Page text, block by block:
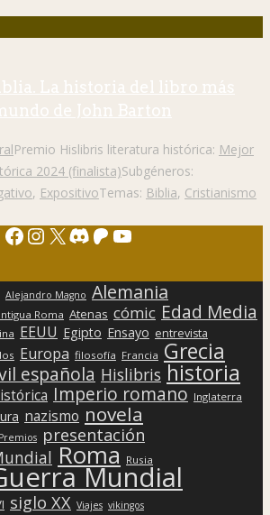
La historia del libro más
de John Barton
Premio Hislibris literatura histórica: Mejor
2024 (finalista)Subgéneros:
, ExpositivoTemas: Biblia, Cristianismo
Facebook
Instagram
X Discord
Patreon
YouTube
Alejandro Magno Alemania
Roma Atenas cómic Edad Media
EEUU Egipto Ensayo entrevista
Europa filosofía Francia Grecia
española Hislibris historia
Imperio romano Inglaterra
nazismo novela
Premios presentación
Roma Rusia
Mundial
siglo XX Viajes vikingos